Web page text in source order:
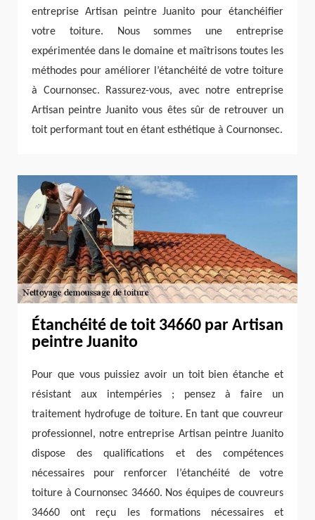
entreprise Artisan peintre Juanito pour étanchéifier
votre toiture. Nous sommes une entreprise
expérimentée dans le domaine et maîtrisons toutes les
méthodes pour améliorer l’étanchéité de votre toiture
à Cournonsec. Rassurez-vous, avec notre entreprise
Artisan peintre Juanito vous êtes sûr de retrouver un
toit performant tout en étant esthétique à Cournonsec.
Étanchéité de toit 34660 par Artisan
peintre Juanito
Pour que vous puissiez avoir un toit bien étanche et
résistant aux intempéries ; pensez à faire un
traitement hydrofuge de toiture. En tant que couvreur
professionnel, notre entreprise Artisan peintre Juanito
dispose des qualifications et des compétences
nécessaires pour renforcer l’étanchéité de votre
toiture à Cournonsec 34660. Nos équipes de couvreurs
34660 ont reçu les formations nécessaires et